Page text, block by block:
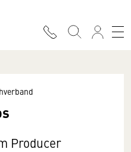
Producer